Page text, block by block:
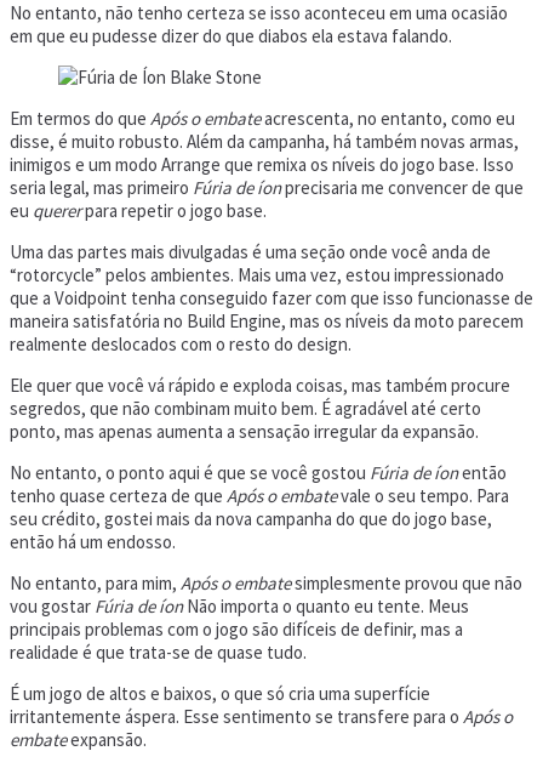
No entanto, não tenho certeza se isso aconteceu em uma ocasião
em que eu pudesse dizer do que diabos ela estava falando.
Em termos do que Após o embateacrescenta, no entanto, como eu
disse, é muito robusto. Além da campanha, há também novas armas,
inimigos e um modo Arrange que remixa os níveis do jogo base. Isso
seria legal, mas primeiro Fúria de íonprecisaria me convencer de que
eu quererpara repetir o jogo base.
Uma das partes mais divulgadas é uma seção onde você anda de
“rotorcycle” pelos ambientes. Mais uma vez, estou impressionado
que a Voidpoint tenha conseguido fazer com que isso funcionasse de
maneira satisfatória no Build Engine, mas os níveis da moto parecem
realmente deslocados com o resto do design.
Ele quer que você vá rápido e exploda coisas, mas também procure
segredos, que não combinam muito bem. É agradável até certo
ponto, mas apenas aumenta a sensação irregular da expansão.
No entanto, o ponto aqui é que se você gostou Fúria de íonentão
tenho quase certeza de que Após o embatevale o seu tempo. Para
seu crédito, gostei mais da nova campanha do que do jogo base,
então há um endosso.
No entanto, para mim, Após o embatesimplesmente provou que não
vou gostar Fúria de íonNão importa o quanto eu tente. Meus
principais problemas com o jogo são difíceis de definir, mas a
realidade é que trata-se de quase tudo.
É um jogo de altos e baixos, o que só cria uma superfície
irritantemente áspera. Esse sentimento se transfere para o Após o
embateexpansão.